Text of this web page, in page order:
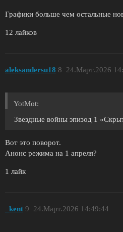
Графики больше чем остальные
12 лайков
aleksandersu18 24.Март.2026
8
YotMot:
Звездные войны эпизод 1
Вот это поворот.
Анонс режима на 1 апреля?
1 лайк
_kent 24.Март.2026 14:49:44
9